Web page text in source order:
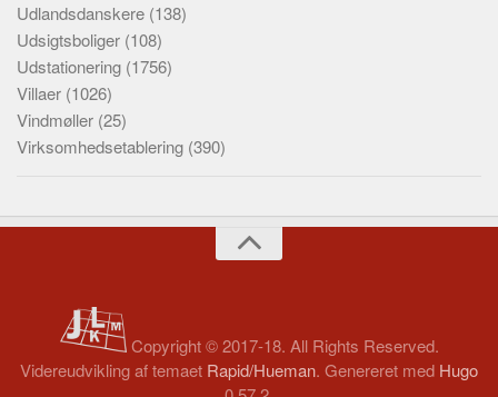
Udlandsdanskere (138)
Udsigtsboliger (108)
Udstationering (1756)
Villaer (1026)
Vindmøller (25)
Virksomhedsetablering (390)
Copyright © 2017-18. All Rights Reserved.
Videreudvikling af temaet Rapid/Hueman. Genereret med Hugo